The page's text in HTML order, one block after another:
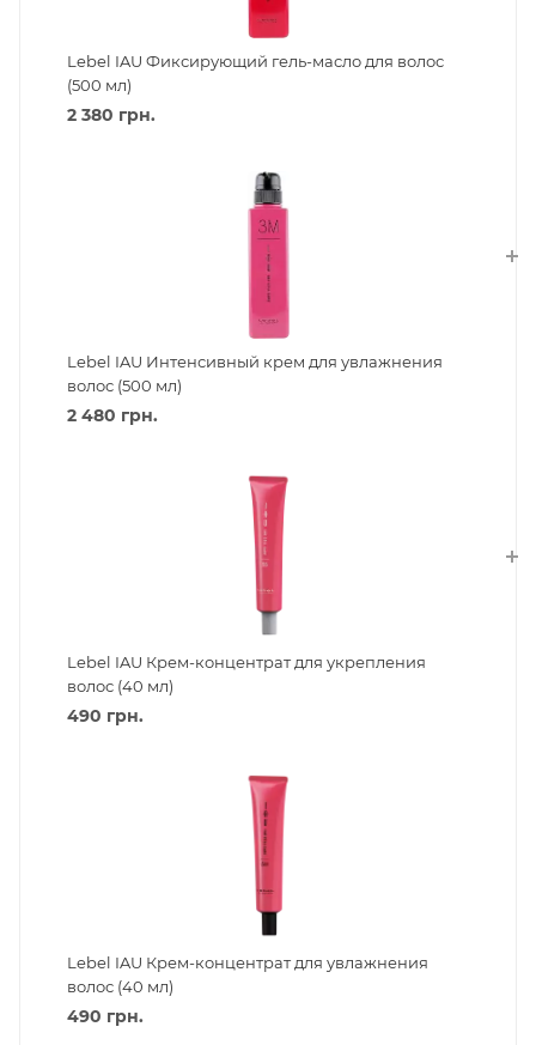
Lebel IAU Фиксирующий гель-масло для волос
(500 мл)
2 380 грн.
Lebel IAU Интенсивный крем для увлажнения
волос (500 мл)
2 480 грн.
Lebel IAU Крем-концентрат для укрепления
волос (40 мл)
490 грн.
Lebel IAU Крем-концентрат для увлажнения
волос (40 мл)
490 грн.